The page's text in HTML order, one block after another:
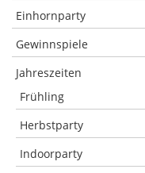
Einhornparty
Gewinnspiele
Jahreszeiten
Frühling
Herbstparty
Indoorparty